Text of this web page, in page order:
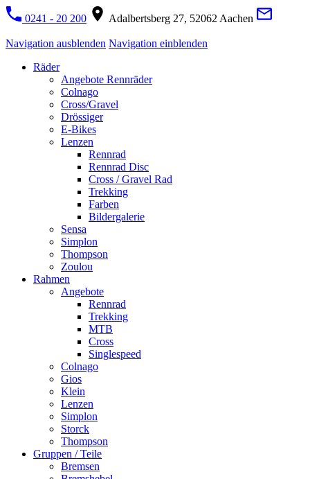
0241 - 20 200 Adalbertsberg 27, 52062 Aachen
Navigation ausblenden Navigation einblenden
Räder
Angebote Rennräder
Colnago
Cross/Gravel
Drössiger
E-Bikes
Lenzen
Rennrad
Rennrad Disc
Cross / Gravel Rad
Trekking
Farben
Bildergalerie
Sensa
Simplon
Thompson
Zoulou
Rahmen
Angebote
Rennrad
Trekking
MTB
Cross
Singlespeed
Colnago
Gios
Klein
Lenzen
Simplon
Storck
Thompson
Gruppen / Teile
Bremsen